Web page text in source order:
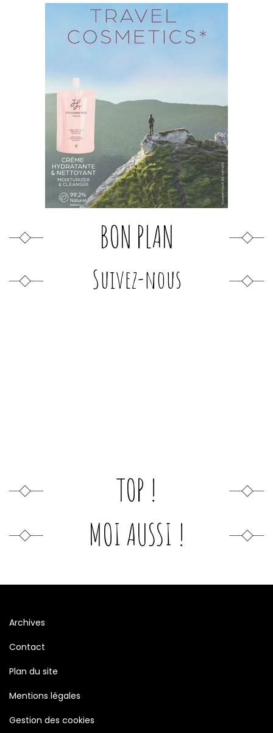
BON PLAN
Suivez-nous
TOP !
MOI AUSSI !
Archives
Contact
Plan du site
Mentions légales
Gestion des cookies